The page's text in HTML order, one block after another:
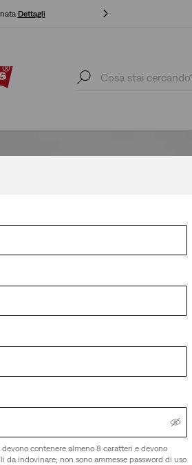
KLARNA: ACQUISTA ORA E
KLARNA: ACQUISTA
devono contenere almeno 8 caratteri e devono
da indovinare; non sono ammesse password di uso